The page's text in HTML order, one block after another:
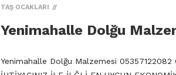
TAŞ OCAKLARI
Yenimahalle Dolğu
Yenimahalle Dolğu Malzemesi 05357122082